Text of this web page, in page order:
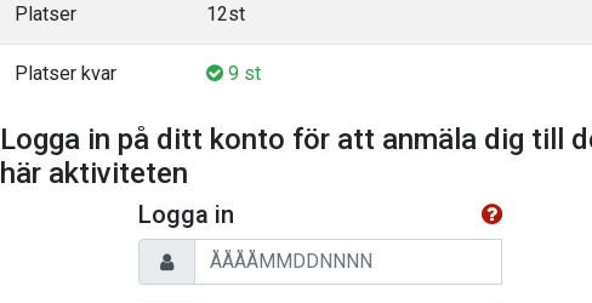
Platser 12st
Platser kvar 9 st
Logga in på ditt konto för att anmäla dig till
här aktiviteten
Logga in
Personnummer